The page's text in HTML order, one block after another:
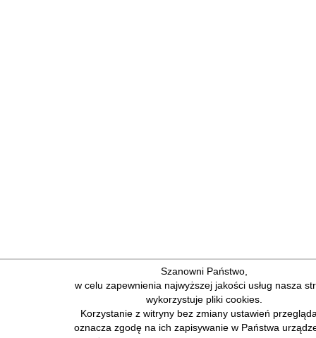
Szanowni Państwo,
w celu zapewnienia najwyższej jakości usług nasza
wykorzystuje pliki cookies.
Korzystanie z witryny bez zmiany ustawień
oznacza zgodę na ich zapisywanie w Państwa